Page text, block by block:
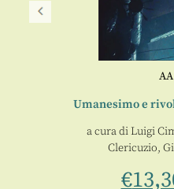
Umanesimo e
a cura diLuigi
Clericuzio,
€